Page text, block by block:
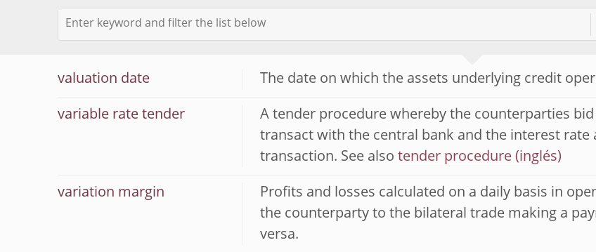
valuation date The date on which the assets underlying credit
variable rate tender
A tender procedure whereby the counterparties
transact with the central bank and the interest
transaction. See alsotender procedure
variation margin
Profits and losses calculated on a daily basis in
the counterparty to the bilateral trade making a
versa.